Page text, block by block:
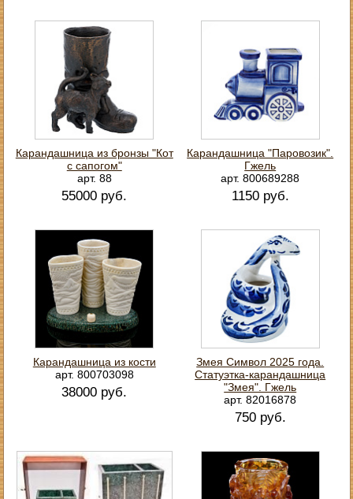
Карандашница из бронзы "Кот
с сапогом"
арт. 88
55000 руб.
Карандашница "Паровозик".
Гжель
арт. 800689288
1150 руб.
Карандашница из кости
арт. 800703098
38000 руб.
Змея Символ 2025 года.
Статуэтка-карандашница
"Змея". Гжель
арт. 82016878
750 руб.